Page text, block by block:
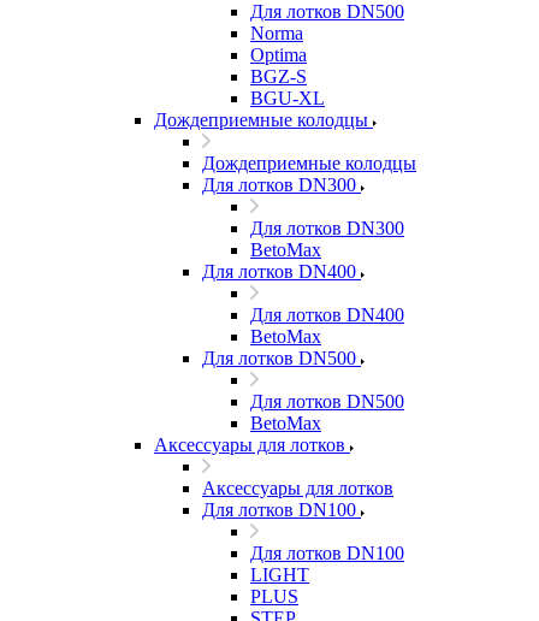
Для лотков DN500
Norma
Optima
BGZ-S
BGU-XL
Дождеприемные колодцы
Дождеприемные колодцы
Для лотков DN300
Для лотков DN300
BetoMax
Для лотков DN400
Для лотков DN400
BetoMax
Для лотков DN500
Для лотков DN500
BetoMax
Аксессуары для лотков
Аксессуары для лотков
Для лотков DN100
Для лотков DN100
LIGHT
PLUS